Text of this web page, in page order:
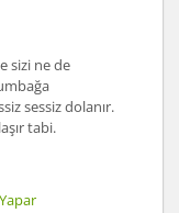
sizi ne de
sessiz dolanır.
tabi.